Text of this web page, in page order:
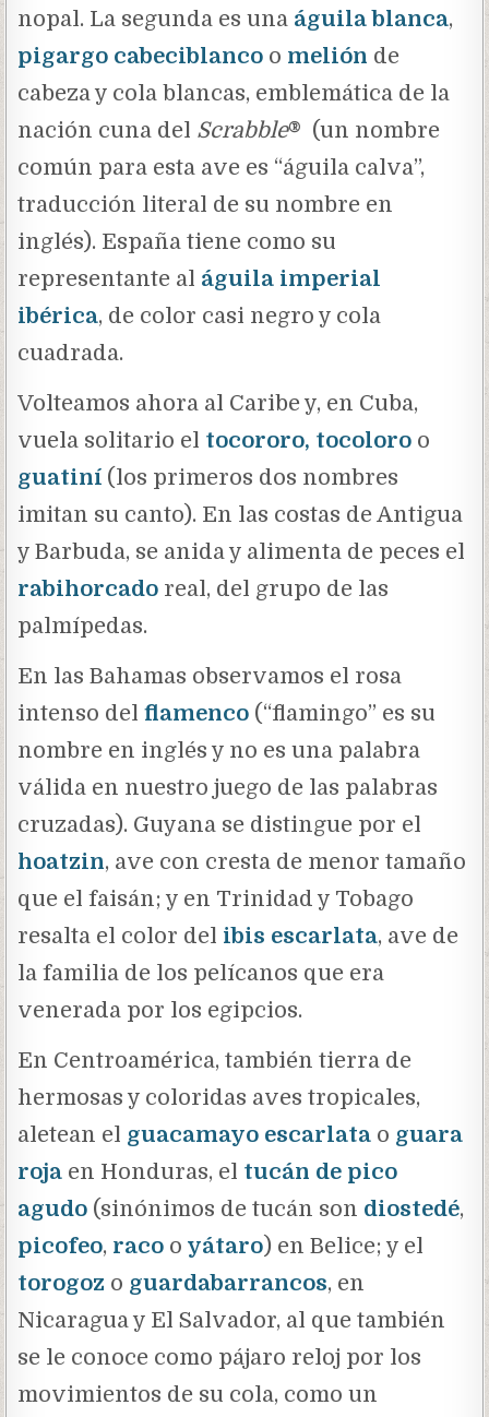
nopal. La segunda es una águila blanca,
pigargo cabeciblanco o melión de
cabeza y cola blancas, emblemática de la
nación cuna del Scrabble® (un nombre
común para esta ave es “águila calva”,
traducción literal de su nombre en
inglés). España tiene como su
representante al águila imperial
ibérica, de color casi negro y cola
cuadrada.
Volteamos ahora al Caribe y, en Cuba,
vuela solitario el tocororo, tocoloro o
guatiní (los primeros dos nombres
imitan su canto). En las costas de Antigua
y Barbuda, se anida y alimenta de peces el
rabihorcado real, del grupo de las
palmípedas.
En las Bahamas observamos el rosa
intenso delflamenco (“flamingo” es su
nombre en inglés y no es una palabra
válida en nuestro juego de las palabras
cruzadas). Guyana se distingue por el
hoatzin, ave con cresta de menor tamaño
que el faisán; y en Trinidad y Tobago
resalta el color del ibis escarlata, ave de
la familia de los pelícanos que era
venerada por los egipcios.
En Centroamérica, también tierra de
hermosas y coloridas aves tropicales,
aletean el guacamayo escarlata o guara
roja en Honduras, el tucán de pico
agudo (sinónimos de tucán son diostedé,
picofeo, raco oyátaro) en Belice; y el
torogoz o guardabarrancos, en
Nicaragua y El Salvador, al que también
se le conoce como pájaro reloj por los
movimientos de su cola, como un